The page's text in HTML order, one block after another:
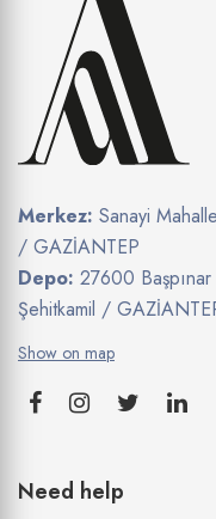
Merkez: Sanayi
/ GAZİANTEP
Depo: 27600
Şehitkamil /
Show on map
Need help